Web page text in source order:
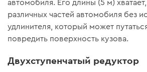
автомобиля. Его длины (5 м)
различных частей автомобиля без
удлинителя, который может
повредить поверхность кузова.
Двухступенчатый редуктор